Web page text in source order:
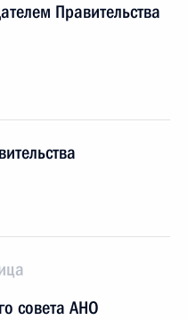
Правительства
совета АНО